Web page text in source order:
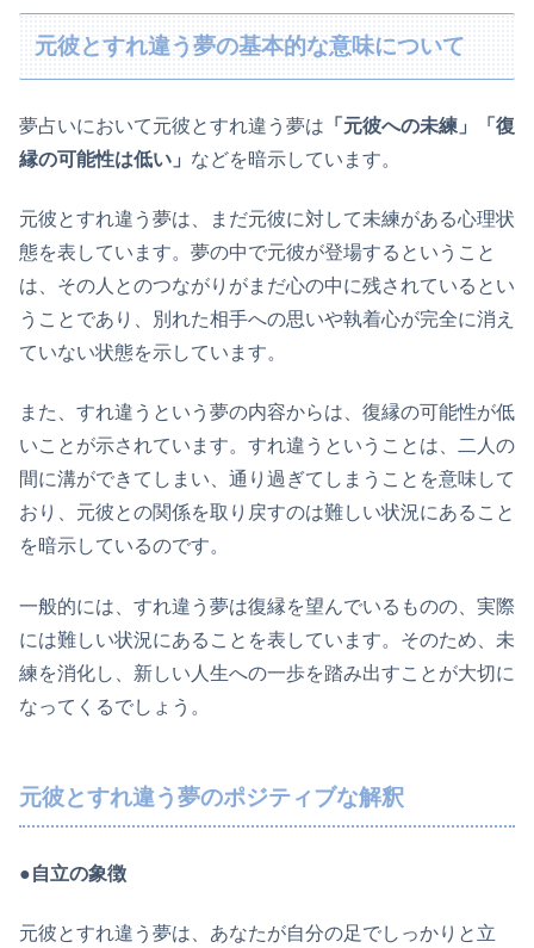
元彼とすれ違う夢の基本的な意味について
夢占いにおいて元彼とすれ違う夢は 「元彼への未練」「復
縁の可能性は低い」 などを暗示しています。
元彼とすれ違う夢は、まだ元彼に対して未練がある心理状
態を表しています。夢の中で元彼が登場するということ
は、その人とのつながりがまだ心の中に残されているとい
うことであり、別れた相手への思いや執着心が完全に消え
ていない状態を示しています。
また、すれ違うという夢の内容からは、復縁の可能性が低
いことが示されています。すれ違うということは、二人の
間に溝ができてしまい、通り過ぎてしまうことを意味して
おり、元彼との関係を取り戻すのは難しい状況にあること
を暗示しているのです。
一般的には、すれ違う夢は復縁を望んでいるものの、実際
には難しい状況にあることを表しています。そのため、未
練を消化し、新しい人生への一歩を踏み出すことが大切に
なってくるでしょう。
元彼とすれ違う夢のポジティブな解釈
●自立の象徴
元彼とすれ違う夢は、あなたが自分の足でしっかりと立